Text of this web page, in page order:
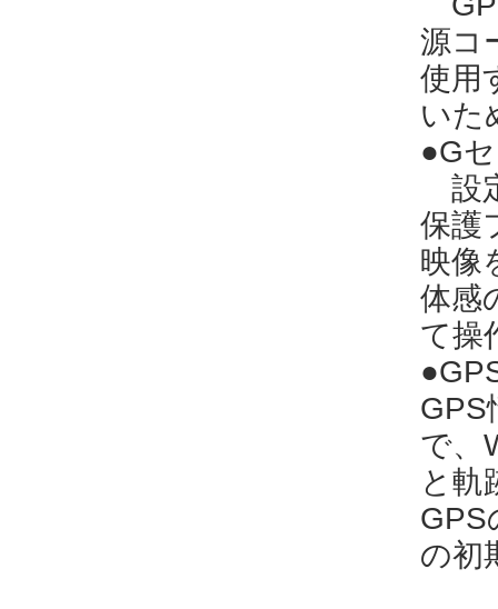
源コ
使用
いた
●G
設
保護
映像
体感
て操
GPS
で、
と軌
GPS
の初